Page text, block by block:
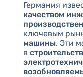
Германия
качеством
ключевым
машины. Эти
в